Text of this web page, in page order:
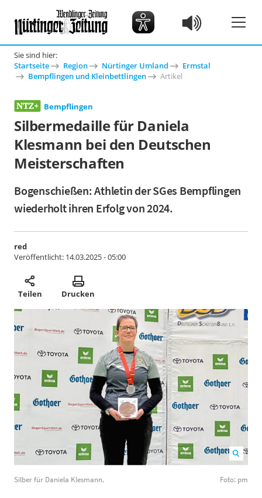
Sie sind hier:
Startseite
Region Nürtinger Umland
Ermstal
Bempflingen und Kleinbettlingen
Artikel
Bempflingen
Silbermedaille für Daniela
Klesmann bei den Deutschen
Meisterschaften
Bogenschießen: Athletin der SGes Bempflingen
wiederholt ihren Erfolg von 2024.
red
Veröffentlicht: 14.03.2025 - 05:00
Teilen Drucken
Silber für Daniela Klesmann. Foto: pm